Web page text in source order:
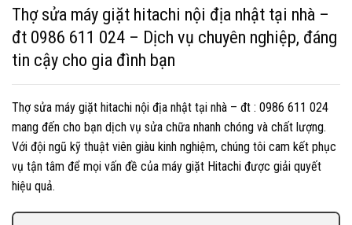
Thợ sửa máy giặt hitachi nội địa nhật tại nhà –
đt 0986 611 024 – Dịch vụ chuyên nghiệp, đáng
tin cậy cho gia đình bạn
Thợ sửa máy giặt hitachi nội địa nhật tại nhà – đt : 0986 611 024
mang đến cho bạn dịch vụ sửa chữa nhanh chóng và chất lượng.
Với đội ngũ kỹ thuật viên giàu kinh nghiệm, chúng tôi cam kết phục
vụ tận tâm để mọi vấn đề của máy giặt Hitachi được giải quyết
hiệu quả.